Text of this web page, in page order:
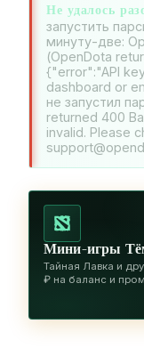
Не удалось
запустить
минуту-две:
(OpenDota
{"error":"API
dashboard or
не запустил
returned 400
invalid. Please
Мини-игры
Тайная Лавка и
₽ на баланс и